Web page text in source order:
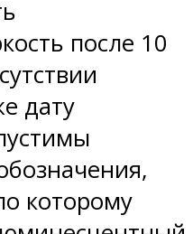
после 10
дату
которому